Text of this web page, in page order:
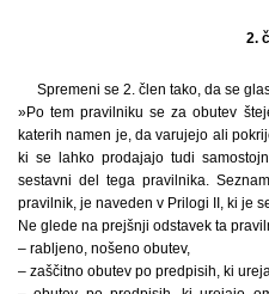
2.
Spremeni se 2. člen tako, da se
»Po tem pravilniku se za obutev
katerih namen je, da varujejo ali
ki se lahko prodajajo tudi
sestavni del tega pravilnika.
pravilnik, je naveden v Prilogi II, ki je
Ne glede na prejšnji odstavek ta
– rabljeno, nošeno obutev,
– zaščitno obutev po predpisih, ki